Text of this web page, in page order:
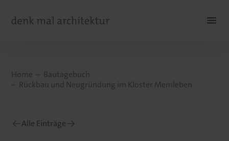
Home
Bautagebuch
Rückbau und Neugründung im Kloster Memleben
Alle Einträge